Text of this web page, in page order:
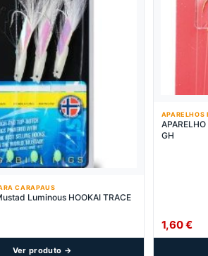
CARAPAUS
Luminous HOOKAI TRACE
Ver produto →
APARELHOS
GH
1,60€